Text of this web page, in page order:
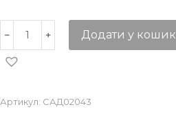
Додати у кошик
Артикул: САД02043